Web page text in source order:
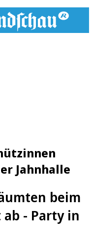
Jahnhalle
beim
- Party in